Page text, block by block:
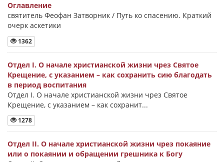
Оглавление
святитель Феофан Затворник / Путь ко спасению. Краткий
очерк аскетики
1362
Отдел I. О начале христианской жизни чрез Святое
Крещение, с указанием – как сохранить сию благодать
в период воспитания
Отдел I. О начале христианской жизни чрез Святое
Крещение, с указанием – как сохранит...
1278
Отдел II. О начале христианской жизни чрез покаяние
или о покаянии и обращении грешника к Богу